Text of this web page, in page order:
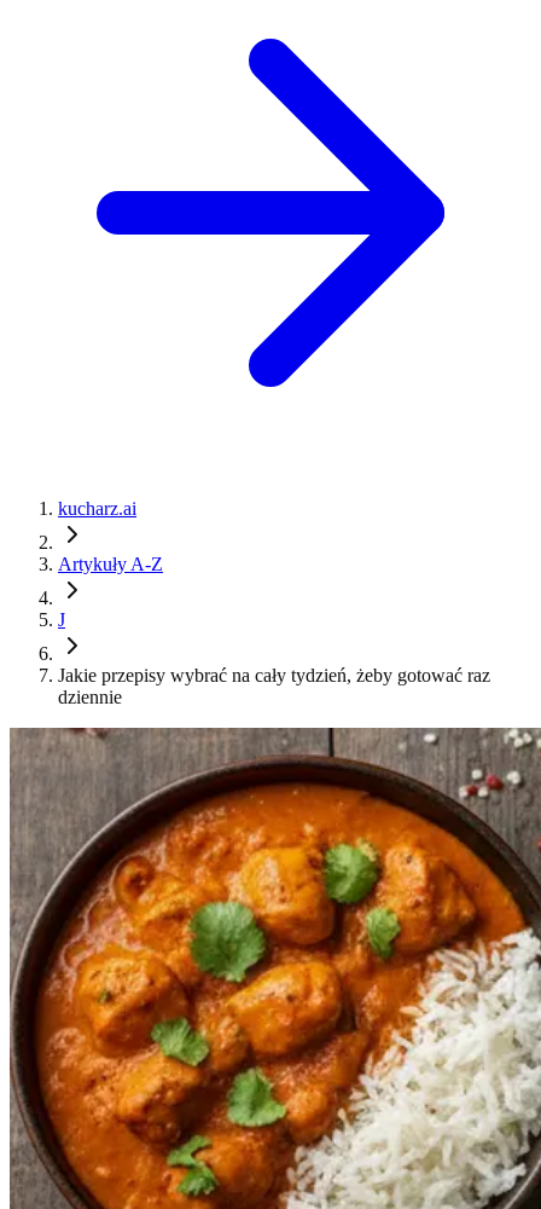
kucharz.ai
Artykuły A-Z
J
Jakie przepisy wybrać na cały tydzień, żeby gotować raz
dziennie